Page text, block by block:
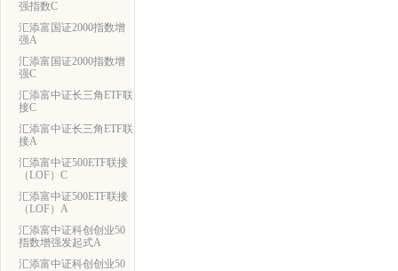
强指数C
汇添富国证2000指数增
强A
汇添富国证2000指数增
强C
汇添富中证长三角ETF联
接C
汇添富中证长三角ETF联
接A
汇添富中证500ETF联接
（LOF）C
汇添富中证500ETF联接
（LOF）A
汇添富中证科创创业50
指数增强发起式A
汇添富中证科创创业50